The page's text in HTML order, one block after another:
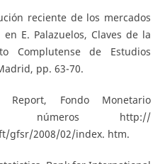
reciente de los mercados
E. Palazuelos, Claves de la
Complutense de Estudios
pp. 63-70.
Report, Fondo Monetario
números http://
gfsr/2008/02/index. htm.